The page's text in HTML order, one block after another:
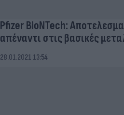
Pfizer BioNTech:
απέναντι στις βασικές
28.01.2021 13:54